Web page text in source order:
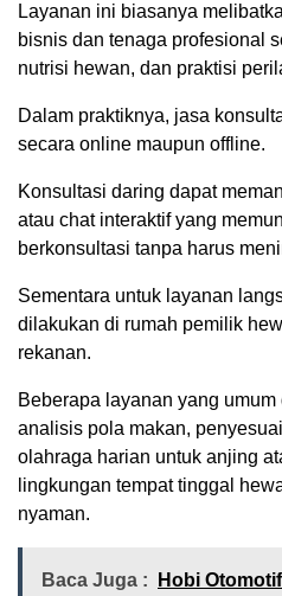
Layanan ini biasanya
bisnis dan tenaga profesional
nutrisi hewan, dan praktisi
Dalam praktiknya, jasa
secara online maupun offline.
Konsultasi daring dapat
atau chat interaktif yang
berkonsultasi tanpa harus
Sementara untuk layanan
dilakukan di rumah pemilik
rekanan.
Beberapa layanan yang
analisis pola makan,
olahraga harian untuk anjing
lingkungan tempat tinggal
nyaman.
Baca Juga :
Hobi